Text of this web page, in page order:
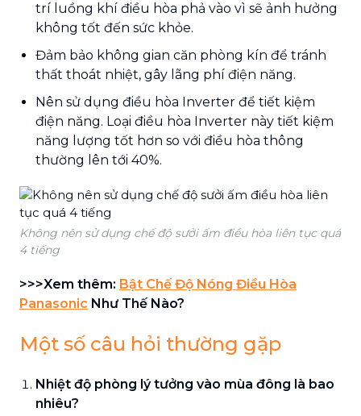
trí luồng khí điều hòa phả vào vì sẽ ảnh hưởng
không tốt đến sức khỏe.
Đảm bảo không gian căn phòng kín để tránh
thất thoát nhiệt, gây lãng phí điện năng.
Nên sử dụng điều hòa Inverter để tiết kiệm
điện năng. Loại điều hòa Inverter này tiết kiệm
năng lượng tốt hơn so với điều hòa thông
thường lên tới 40%.
Không nên sử dụng chế độ sưởi ấm điều hòa liên tục quá
4 tiếng
>>>Xem thêm: Bật Chế Độ Nóng Điều Hòa
Panasonic Như Thế Nào?
Một số câu hỏi thường gặp
Nhiệt độ phòng lý tưởng vào mùa đông là bao
nhiêu?